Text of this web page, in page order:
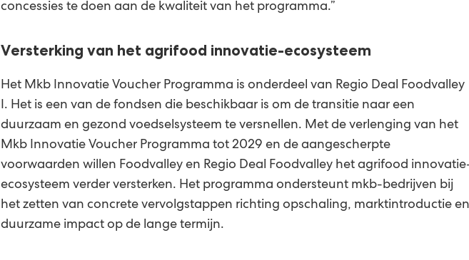
concessies te doen aan de kwaliteit van het programma.”
Versterking van het agrifood innovatie-ecosysteem
Het Mkb Innovatie Voucher Programma is onderdeel van Regio Deal Foodvalley
I. Het is een van de fondsen die beschikbaar is om de transitie naar een
duurzaam en gezond voedselsysteem te versnellen. Met de verlenging van het
Mkb Innovatie Voucher Programma tot 2029 en de aangescherpte
voorwaarden willen Foodvalley en Regio Deal Foodvalley het agrifood
ecosysteem verder versterken. Het programma ondersteunt mkb-bedrijven bij
het zetten van concrete vervolgstappen richting opschaling, marktintroductie en
duurzame impact op de lange termijn.